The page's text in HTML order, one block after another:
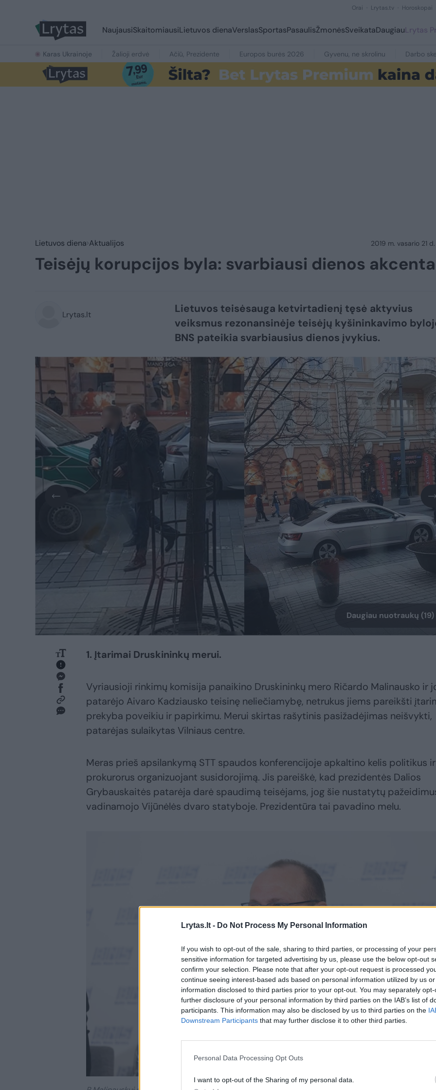
Lrytas.lt - Do Not Process My Personal Information
If you wish to opt-out of the sale, sharing to third parties, or processing of your
sensitive information for targeted advertising by us, please use the below opt-out
confirm your selection. Please note that after your opt-out request is processed
continue seeing interest-based ads based on personal information utilized by us
information disclosed to third parties prior to your opt-out. You may separately
further disclosure of your personal information by third parties on the IAB’s list of
participants. This information may also be disclosed by us to third parties on the
Downstream Participants that may further disclose it to other third parties.
Personal Data Processing Opt Outs
I want to opt-out of the Sharing of my personal data.
Orai Lrytas.tv Horoskopai
NaujausiSkaitomiausiLietuvos dienaVerslasSportasPasaulisŽmonėsSveikataDaugiauLrytas
Karas Ukrainoje Žalioji erdvė Ačiū, Prezidente Europos burės 2026 Gyvenu, ne skrolinu Darbo
Lietuvos diena Aktualijos 2019 m. vasario 21
Teisėjų korupcijos byla: svarbiausi dienos
Lrytas.lt
Lietuvos teisėsauga ketvirtadienį tęsė aktyvius
veiksmus rezonansinėje teisėjų kyšininkavimo
BNS pateikia svarbiausius dienos įvykius.
Daugiau nuotraukų (19)
1. Įtarimai Druskininkų merui.
Vyriausioji rinkimų komisija panaikino Druskininkų mero Ričardo Malinausko ir
patarėjo Aivaro Kadziausko teisinę neliečiamybę, netrukus jiems pareikšti
prekyba poveikiu ir papirkimu. Merui skirtas rašytinis pasižadėjimas neišvykti,
patarėjas sulaikytas Vilniaus centre.
Meras prieš apsilankymą STT spaudos konferencijoje apkaltino kelis politikus ir
prokurorus organizuojant susidorojimą. Jis pareiškė, kad prezidentės Dalios
Grybauskaitės patarėja darė spaudimą teisėjams, jog šie nustatytų
vadinamojo Vijūnėlės dvaro statyboje. Prezidentūra tai pavadino melu.